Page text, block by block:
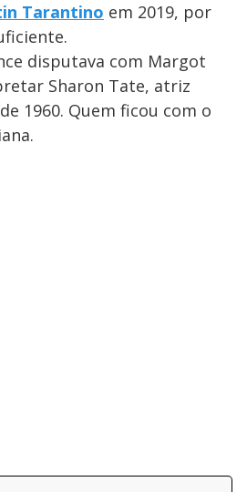
Tarantino em 2019, por
disputava com Margot
Sharon Tate, atriz
1960. Quem ficou com o